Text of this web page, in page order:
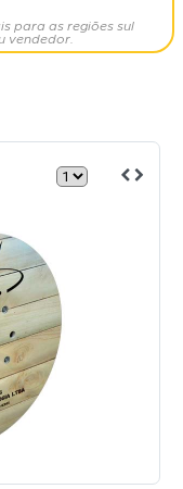
para as regiões sul
vendedor.